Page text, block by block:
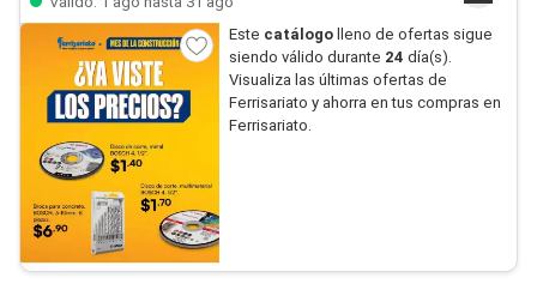
Este catálogo lleno de ofertas sigue
siendo válido durante 24 día(s).
Visualiza las últimas ofertas de
Ferrisariato y ahorra en tus compras en
Ferrisariato.